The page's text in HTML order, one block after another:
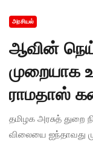
அரசியல்
ஆவின்
முறையாக
ராமதாஸ்
தமிழக அரசுத்
விலையை ஐந்தாவது